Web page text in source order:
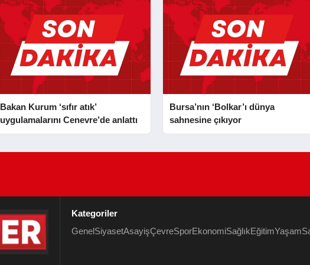
Bakan Kurum ‘sıfır atık’
uygulamalarını Cenevre’de anlattı
Bursa’nın ‘Bolkar’ı dünya
sahnesine çıkıyor
Kategoriler
GenelSiyasetAsayişÇevreSporEkonomiSağlıkEğitimYaşam